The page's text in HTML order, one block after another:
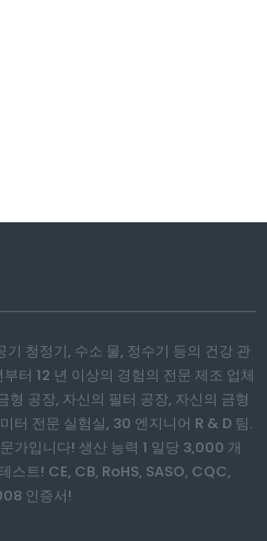
청정기, 수소 물, 정수기 등의 건강 관
터 12 년 이상의 경험의 전문 제조 업체
공장, 자신의 필터 공장, 자신의 금형
터 전문 실험실, 30 엔지니어 R & D 팀.
가입니다! 생산 능력 1 일당 3,000 개
스트! CE, CB, RoHS, SASO, CQC,
인증서!